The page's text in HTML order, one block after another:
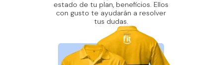
estado de tu plan, beneficios. Ellos
con gusto te ayudarán a resolver
tus dudas.